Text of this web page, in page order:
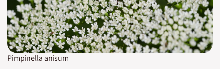
Pimpinella anisum